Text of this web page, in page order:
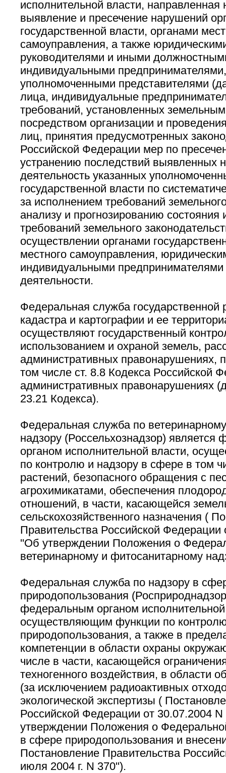
исполнительной власти,
выявление и пресечение нарушений
государственной власти, органами
самоуправления, а также
руководителями и иными
индивидуальными
уполномоченными представителями
лица, индивидуальные
требований, установленных
посредством организации и
лиц, принятия предусмотренных
Российской Федерации мер по
устранению последствий выявленных
деятельность указанных
государственной власти по
за исполнением требований
анализу и прогнозированию состояния
требований земельного
осуществлении органами
местного самоуправления,
индивидуальными
деятельности.
Федеральная служба государственной
кадастра и картографии и ее
осуществляют государственный
использованием и охраной земель,
административных правонарушениях,
том числе ст. 8.8 Кодекса Российской
административных правонарушениях
23.21 Кодекса).
Федеральная служба по
надзору (Россельхознадзор) является
органом исполнительной власти,
по контролю и надзору в сфере в том
растений, безопасного обращения с
агрохимикатами, обеспечения
отношений, в части, касающейся
сельскохозяйственного назначения (
Правительства Российской Федерации
''Об утверждении Положения о
ветеринарному и фитосанитарному
Федеральная служба по надзору в
природопользования
федеральным органом исполнительной
осуществляющим функции по
природопользования, а также в
компетенции в области охраны
числе в части, касающейся
техногенного воздействия, в области
(за исключением радиоактивных
экологической экспертизы (
Российской Федерации от 30.07.2004
утверждении Положения о
в сфере природопользования и
Постановление Правительства
июля 2004 г. N 370'').